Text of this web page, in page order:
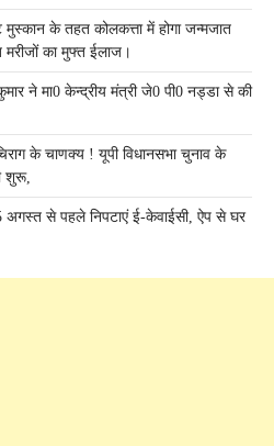
मुस्कान के तहत कोलकत्ता में होगा जन्मजात
का मुफ्त ईलाज।
ने मा0 केन्द्रीय मंत्री जे0 पी0 नड्डा से की
के चाणक्य ! यूपी विधानसभा चुनाव के
शुरू,
अगस्त से पहले निपटाएं ई-केवाईसी, ऐप से घर